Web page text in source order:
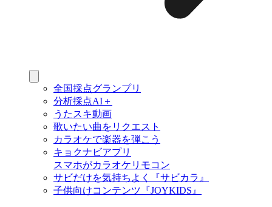
全国採点グランプリ
分析採点AI＋
うたスキ動画
歌いたい曲をリクエスト
カラオケで楽器を弾こう
キョクナビアプリ
スマホがカラオケリモコン
サビだけを気持ちよく『サビカラ』
子供向けコンテンツ『JOYKIDS』